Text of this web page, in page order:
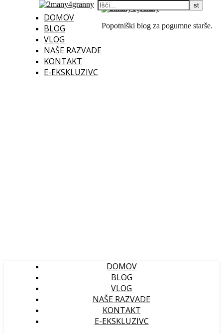
DOMOV
BLOG
VLOG
NAŠE RAZVADE
KONTAKT
E-EKSKLUZIVC
Popotniški blog za pogumne starše.
DOMOV
BLOG
VLOG
NAŠE RAZVADE
KONTAKT
E-EKSKLUZIVC